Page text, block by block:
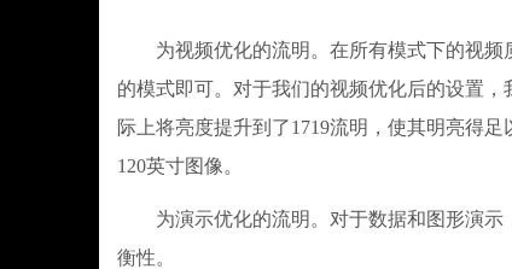
为视频优化的流明。在所有模式下的视频
的模式即可。对于我们的视频优化后的设置
际上将亮度提升到了1719流明，使其明亮得
120英寸图像。
为演示优化的流明。对于数据和图形演示
衡性。